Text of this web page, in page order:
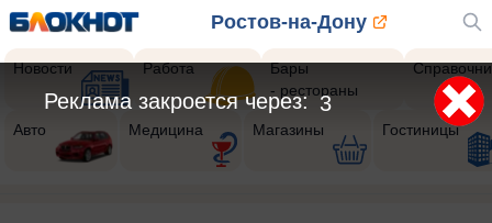
Ростов-на-Дону
Новости Работа
Бары
- рестораны
Авто Медицина Магазины Гостиницы
1
Реклама закроется через: